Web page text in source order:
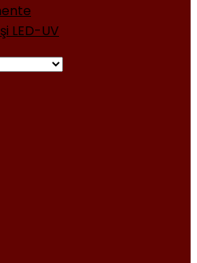
LED-UV